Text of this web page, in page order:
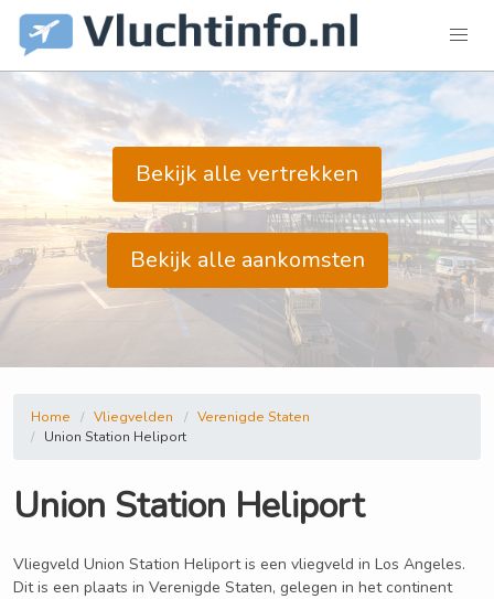
Bekijk alle vertrekken
Bekijk alle aankomsten
Home Vliegvelden
Verenigde Staten
Union Station Heliport
Union Station Heliport
Vliegveld Union Station Heliport is een vliegveld in Los Angeles.
Dit is een plaats in Verenigde Staten, gelegen in het continent